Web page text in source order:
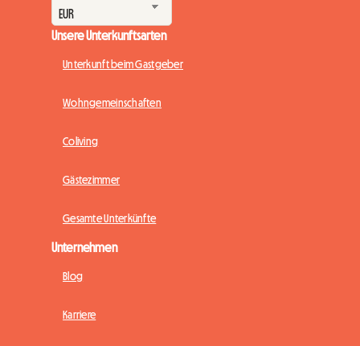
Unsere Unterkunftsarten
Unterkunft beim Gastgeber
Wohngemeinschaften
Coliving
Gästezimmer
Gesamte Unterkünfte
Unternehmen
Blog
Karriere